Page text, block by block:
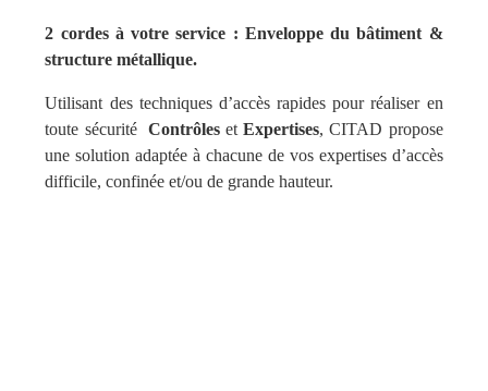
2 cordes à votre service : Enveloppe du bâtiment &
structure métallique.
Utilisant des techniques d’accès rapides pour réaliser en
toute sécurité ContrôlesetExpertises, CITAD propose
une solution adaptée à chacune de vos expertises d’accès
difficile, confinée et/ou de grande hauteur.